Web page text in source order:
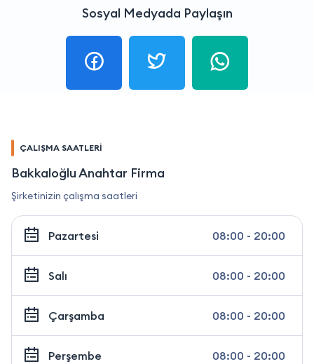
Sosyal Medyada Paylaşın
ÇALIŞMA SAATLERİ
Bakkaloğlu Anahtar Firma
Şirketinizin çalışma saatleri
Pazartesi 08:00 - 20:00
Salı 08:00 - 20:00
Çarşamba 08:00 - 20:00
Perşembe 08:00 - 20:00